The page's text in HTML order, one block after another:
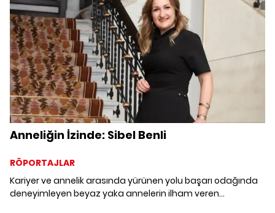
Anneliğin İzinde: Sibel Benli
RÖPORTAJLAR
Kariyer ve annelik arasında yürünen yolu başarı odağında
deneyimleyen beyaz yaka annelerin ilham veren